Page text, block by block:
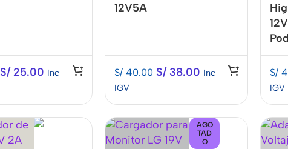
S/25.00 Inc
12V5A
S/40.00 S/38.00 Inc
IGV
S/
IGV
AGO
TAD
O